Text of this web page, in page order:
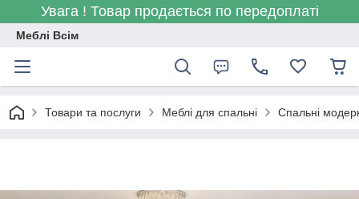
Увага ! Товар продається по передоплаті
Меблі Всім
Товари та послуги Меблі для спальні Спальні